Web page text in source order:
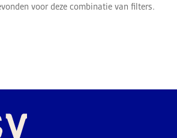
voor deze combinatie van filters.